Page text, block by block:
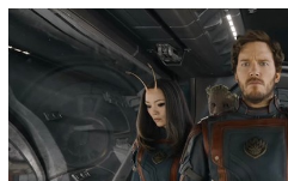
fanówMCUcyklu.